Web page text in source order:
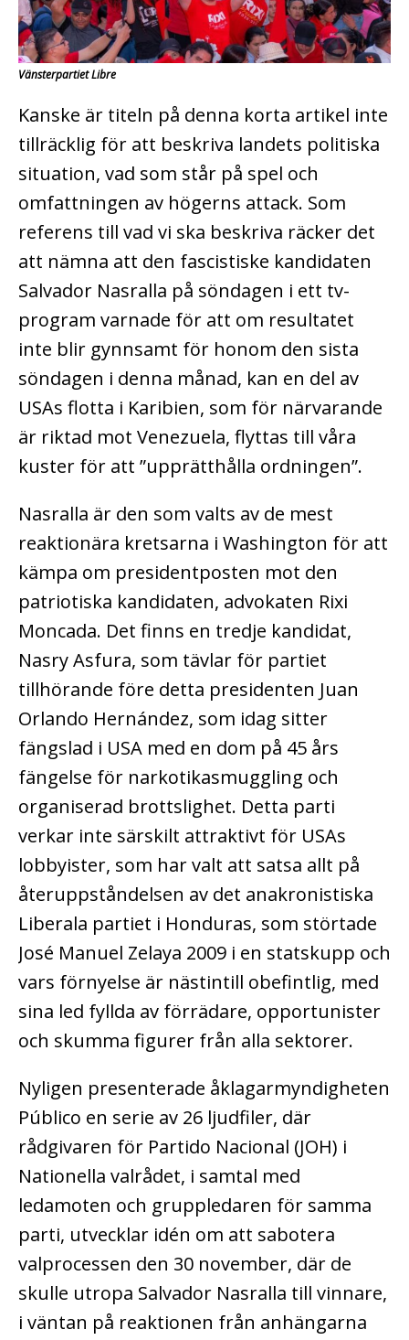
Vänsterpartiet Libre
Kanske är titeln på denna korta artikel inte
tillräcklig för att beskriva landets politiska
situation, vad som står på spel och
omfattningen av högerns attack. Som
referens till vad vi ska beskriva räcker det
att nämna att den fascistiske kandidaten
Salvador Nasralla på söndagen i ett tv-
program varnade för att om resultatet
inte blir gynnsamt för honom den sista
söndagen i denna månad, kan en del av
USAs flotta i Karibien, som för närvarande
är riktad mot Venezuela, flyttas till våra
kuster för att ”upprätthålla ordningen”.
Nasralla är den som valts av de mest
reaktionära kretsarna i Washington för att
kämpa om presidentposten mot den
patriotiska kandidaten, advokaten Rixi
Moncada. Det finns en tredje kandidat,
Nasry Asfura, som tävlar för partiet
tillhörande före detta presidenten Juan
Orlando Hernández, som idag sitter
fängslad i USA med en dom på 45 års
fängelse för narkotikasmuggling och
organiserad brottslighet. Detta parti
verkar inte särskilt attraktivt för USAs
lobbyister, som har valt att satsa allt på
återuppståndelsen av det anakronistiska
Liberala partiet i Honduras, som störtade
José Manuel Zelaya 2009 i en statskupp och
vars förnyelse är nästintill obefintlig, med
sina led fyllda av förrädare, opportunister
och skumma figurer från alla sektorer.
Nyligen presenterade åklagarmyndigheten
Público en serie av 26 ljudfiler, där
rådgivaren för Partido Nacional (JOH) i
Nationella valrådet, i samtal med
ledamoten och gruppledaren för samma
parti, utvecklar idén om att sabotera
valprocessen den 30 november, där de
skulle utropa Salvador Nasralla till vinnare,
i väntan på reaktionen från anhängarna